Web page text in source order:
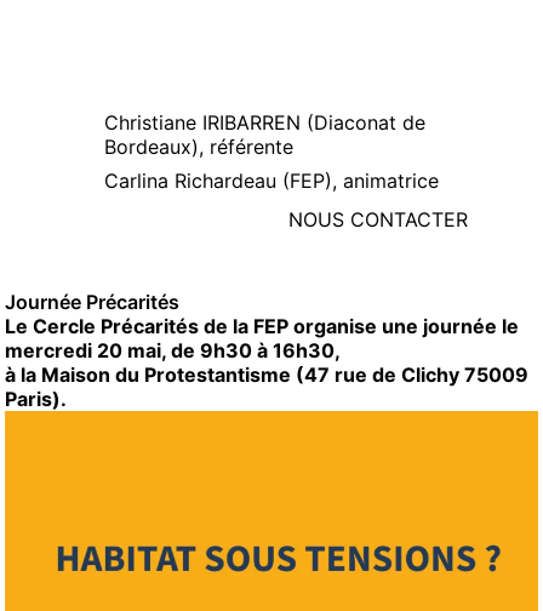
Christiane IRIBARREN (Diaconat de
Bordeaux), référente
Carlina Richardeau (FEP), animatrice
NOUS CONTACTER
Journée Précarités
Le Cercle Précarités de la FEP organise une journée le
mercredi 20 mai, de 9h30 à 16h30,
à la Maison du Protestantisme (47 rue de Clichy 75009
Paris).